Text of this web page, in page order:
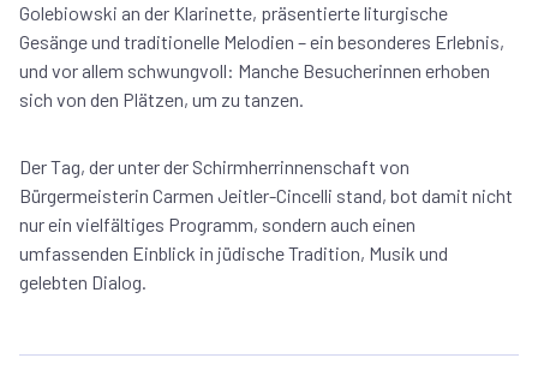
Golebiowski an der Klarinette, präsentierte liturgische
Gesänge und traditionelle Melodien – ein besonderes Erlebnis,
und vor allem schwungvoll: Manche Besucherinnen erhoben
sich von den Plätzen, um zu tanzen.
Der Tag, der unter der Schirmherrinnenschaft von
Bürgermeisterin Carmen Jeitler-Cincelli stand, bot damit nicht
nur ein vielfältiges Programm, sondern auch einen
umfassenden Einblick in jüdische Tradition, Musik und
gelebten Dialog.